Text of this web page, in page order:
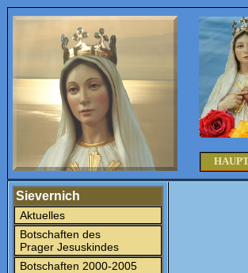
Sievernich
Aktuelles
Botschaften des
Prager Jesuskindes
Botschaften 2000-2005